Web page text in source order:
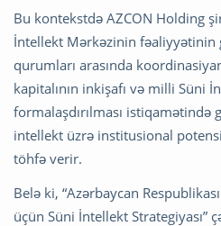
Bu kontekstdə AZCON Holding
İntellekt Mərkəzinin
qurumları arasında
kapitalının inkişafı və milli Süni
formalaşdırılması
intellekt üzrə institusional
töhfə verir.
Belə ki, “Azərbaycan
üçün Süni İntellekt Strategiyası”